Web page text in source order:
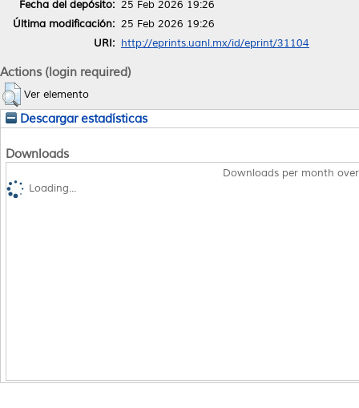
Fecha del depósito: 25 Feb 2026 19:26
Última modificación: 25 Feb 2026 19:26
URI: http://eprints.uanl.mx/id/eprint/31104
Actions (login required)
Ver elemento
Descargar estadísticas
Downloads
Downloads per month
Loading...